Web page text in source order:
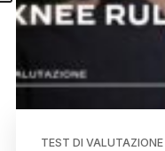
TEST DI VALUTAZIONE